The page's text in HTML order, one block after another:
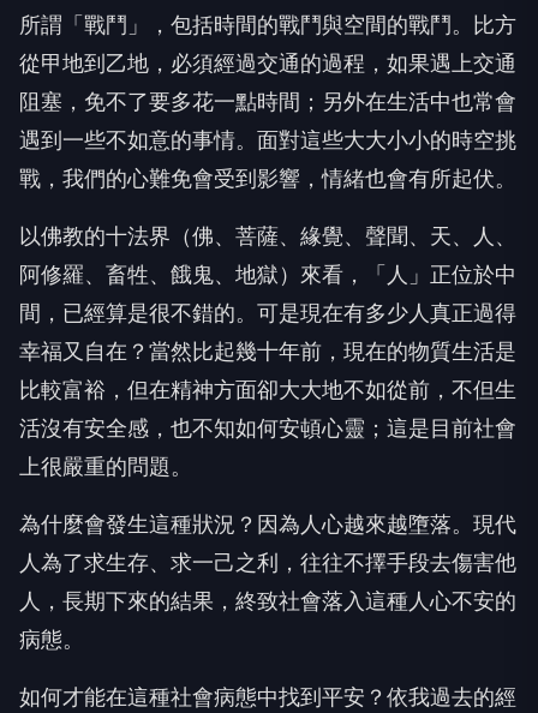
所謂「戰鬥」，包括時間的戰鬥與空間的戰鬥。比方
從甲地到乙地，必須經過交通的過程，如果遇上交通
阻塞，免不了要多花一點時間；另外在生活中也常會
遇到一些不如意的事情。面對這些大大小小的時空挑
戰，我們的心難免會受到影響，情緒也會有所起伏。
以佛教的十法界（佛、菩薩、緣覺、聲聞、天、人、
阿修羅、畜牲、餓鬼、地獄）來看，「人」正位於中
間，已經算是很不錯的。可是現在有多少人真正過得
幸福又自在？當然比起幾十年前，現在的物質生活是
比較富裕，但在精神方面卻大大地不如從前，不但生
活沒有安全感，也不知如何安頓心靈；這是目前社會
上很嚴重的問題。
為什麼會發生這種狀況？因為人心越來越墮落。現代
人為了求生存、求一己之利，往往不擇手段去傷害他
人，長期下來的結果，終致社會落入這種人心不安的
病態。
如何才能在這種社會病態中找到平安？依我過去的經